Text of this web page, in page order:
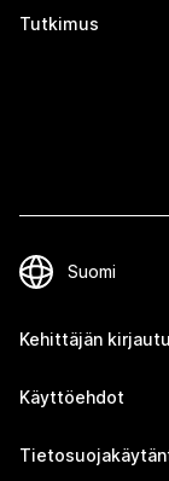
Tutkimus
Kehittäjän
Käyttöehdot